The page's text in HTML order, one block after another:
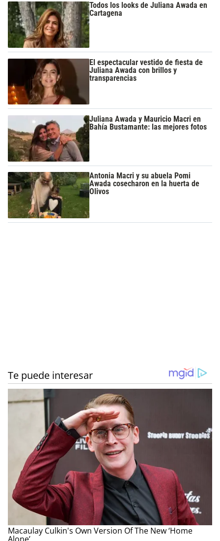
Todos los looks de Juliana Awada en
Cartagena
El espectacular vestido de fiesta de
Juliana Awada con brillos y
transparencias
Juliana Awada y Mauricio Macri en
Bahía Bustamante: las mejores fotos
Antonia Macri y su abuela Pomi
Awada cosecharon en la huerta de
Olivos